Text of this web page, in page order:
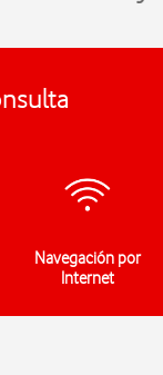
Navegación por
Internet